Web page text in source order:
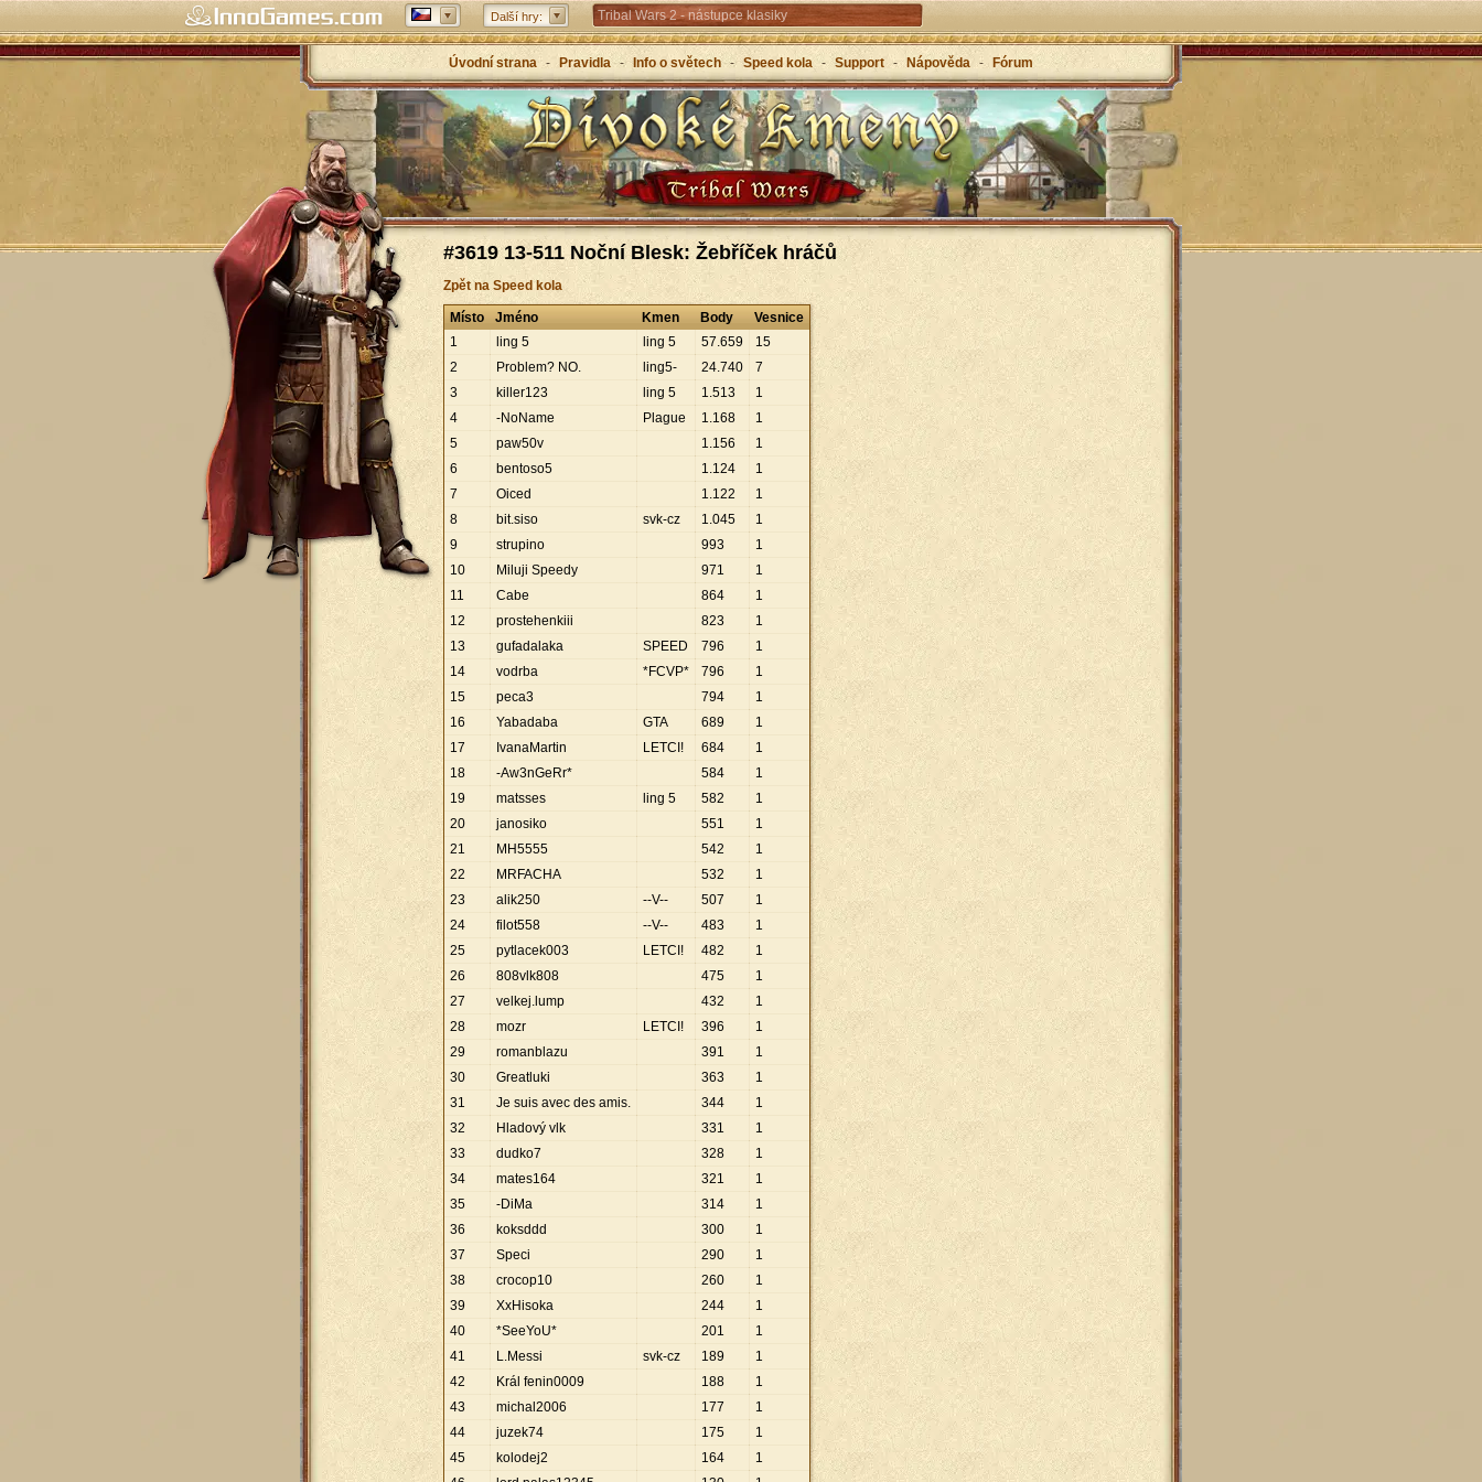
Další hry: Tribal Wars 2 - nástupce klasiky
Forge of Empires – strategicky napříč věky
Grepolis – vybuduj svou říši v antickém Řecku
Úvodní strana - Pravidla - Info o světech - Speed kola - Support - Nápověda - Fórum
#3619 13-511 Noční Blesk: Žebříček hráčů
Zpět na Speed kola
Místo Jméno Kmen Body
Vesnice
1
ling 5 ling 5 57.659
15
2
Problem? NO. ling5- 24.740
7
3
killer123 ling 5 1.513
1
4
-NoName Plague 1.168
1
5
paw50v 1.156
1
6
bentoso5 1.124
1
7
Oiced 1.122
1
8
bit.siso svk-cz 1.045
1
9
strupino 993
1
10
Miluji Speedy 971
1
11
Cabe 864
1
12
prostehenkiii 823
1
13
gufadalaka SPEED 796
1
14
vodrba *FCVP* 796
1
15
peca3 794
1
16
Yabadaba GTA 689
1
17
IvanaMartin LETCI! 684
1
18
-Aw3nGeRr* 584
1
19
matsses ling 5 582
1
20
janosiko 551
1
21
MH5555 542
1
22
MRFACHA 532
1
23
alik250 --V-- 507
1
24
filot558 --V-- 483
1
25
pytlacek003 LETCI! 482
1
26
808vlk808 475
1
27
velkej.lump 432
1
28
mozr LETCI! 396
1
29
romanblazu 391
1
30
Greatluki 363
1
31
Je suis avec des amis. 344
1
32
Hladový vlk 331
1
33
dudko7 328
1
34
mates164 321
1
35
-DiMa 314
1
36
koksddd 300
1
37
Speci 290
1
38
crocop10 260
1
39
XxHisoka 244
1
40
*SeeYoU* 201
1
41
L.Messi svk-cz 189
1
42
Král fenin0009 188
1
43
michal2006 177
1
44
juzek74 175
1
45
kolodej2 164
1